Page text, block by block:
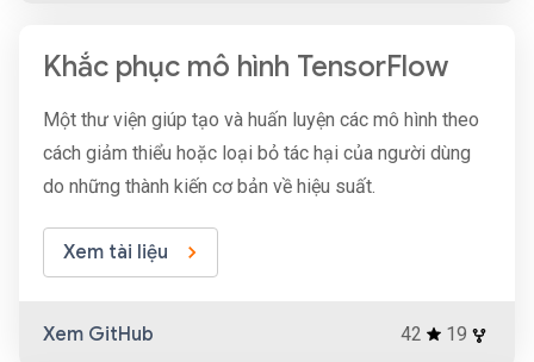
Khắc phục mô hình TensorFlow
Một thư viện giúp tạo và huấn luyện các mô hình theo
cách giảm thiểu hoặc loại bỏ tác hại của người dùng
do những thành kiến ​​cơ bản về hiệu suất.
Xem tài liệu
Xem GitHub 42 19